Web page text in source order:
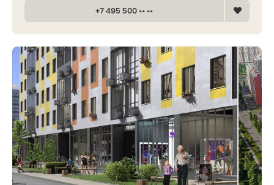
+7 495 500 •• ••